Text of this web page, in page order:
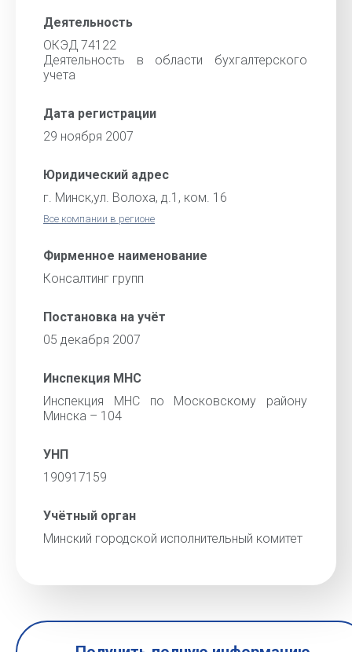
Деятельность
ОКЭД 74122
Деятельность в области бухгалтерского
учета
Дата регистрации
29 ноября 2007
Юридический адрес
г. Минск,ул. Волоха, д.1, ком. 16
Все компании в регионе
Фирменное наименование
Консалтинг групп
Постановка на учёт
05 декабря 2007
Инспекция МНС
Инспекция МНС по Московскому району
Минска – 104
УНП
190917159
Учётный орган
Минский городской исполнительный комитет